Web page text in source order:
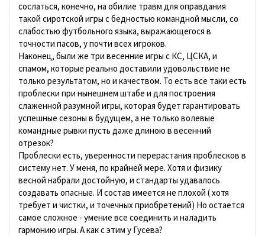
сослаться, конечно, на обилие травм для оправдания
такой сиротской игры с бедностью командной мысли, со
слабостью футбольного языка, выражающегося в
точности пасов, у почти всех игроков.
Наконец, были же три весенние игры с КС, ЦСКА, и
спамом, которые реально доставили удовольствие не
только результатом, но и качеством. То есть все таки есть
проблески при нынешнем штабе и для построения
слаженной разумной игры, которая будет гарантировать
успешные сезоны в будущем, а не только волевые
командные рывки пусть даже длиною в весенний
отрезок?
Проблески есть, уверенности перерастания проблесков в
систему нет. У меня, по крайней мере. Хотя и физику
весной набрали достойную, и стандарты удавалось
создавать опасные. И состав имеется не плохой ( хотя
требует и чистки, и точечных приобретений) Но остается
самое сложное - умение все соединить и наладить
гармонию игры. А как с этим у Гусева?